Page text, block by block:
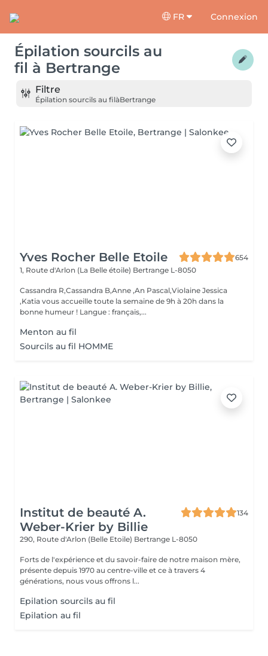
FR Connexion
Épilation sourcils au
fil à Bertrange
Filtre
Épilation sourcils au filàBertrange
Yves Rocher Belle Etoile
654
1, Route d'Arlon (La Belle étoile) Bertrange L-8050
Cassandra R,Cassandra B,Anne ,An Pascal,Violaine Jessica
,Katia vous accueille toute la semaine de 9h à 20h dans la
bonne humeur ! Langue : français,...
Menton au fil
Sourcils au fil HOMME
Institut de beauté A.
Weber-Krier by Billie
134
290, Route d'Arlon (Belle Etoile) Bertrange L-8050
Forts de l'expérience et du savoir-faire de notre maison mère,
présente depuis 1970 au centre-ville et ce à travers 4
générations, nous vous offrons l...
Epilation sourcils au fil
Epilation au fil